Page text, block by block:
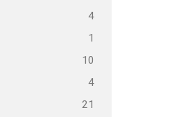
4
1
10
4
21